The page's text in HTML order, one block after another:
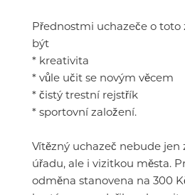
Přednostmi uchazeče o
být
* kreativita
* vůle učit se novým věcem
* čistý trestní rejstřík
* sportovní založení.
Vítězný uchazeč nebude jen
úřadu, ale i vizitkou města.
odměna stanovena na 300